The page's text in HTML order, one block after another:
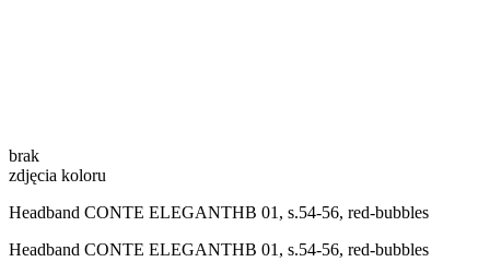
brak
zdjęcia koloru
Headband CONTE ELEGANTHB 01, s.54-56, red-bubbles
Headband CONTE ELEGANTHB 01, s.54-56, red-bubbles